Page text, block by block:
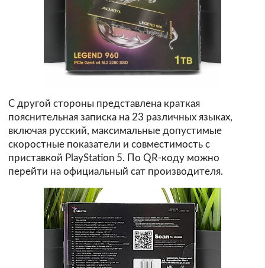
С другой стороны представлена краткая
пояснительная записка на 23 различных языках,
включая русский, максимальные допустимые
скоростные показатели и совместимость с
приставкой PlayStation 5. По QR-коду можно
перейти на официальный сат производителя.